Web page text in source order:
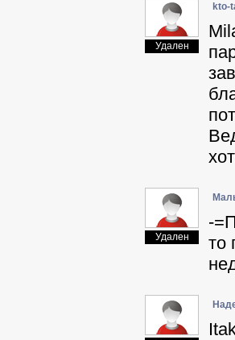
Удален
kto-
Удален
-
то